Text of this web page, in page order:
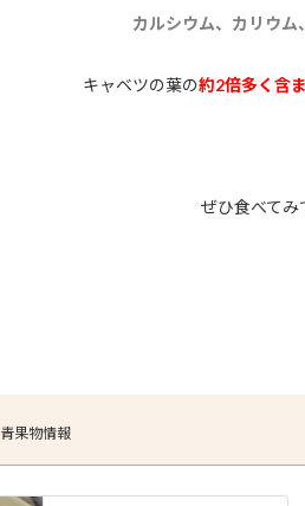
カルシウム、カリウム
キャベツの葉の約2倍多く含
ぜひ食べて
青果物情報